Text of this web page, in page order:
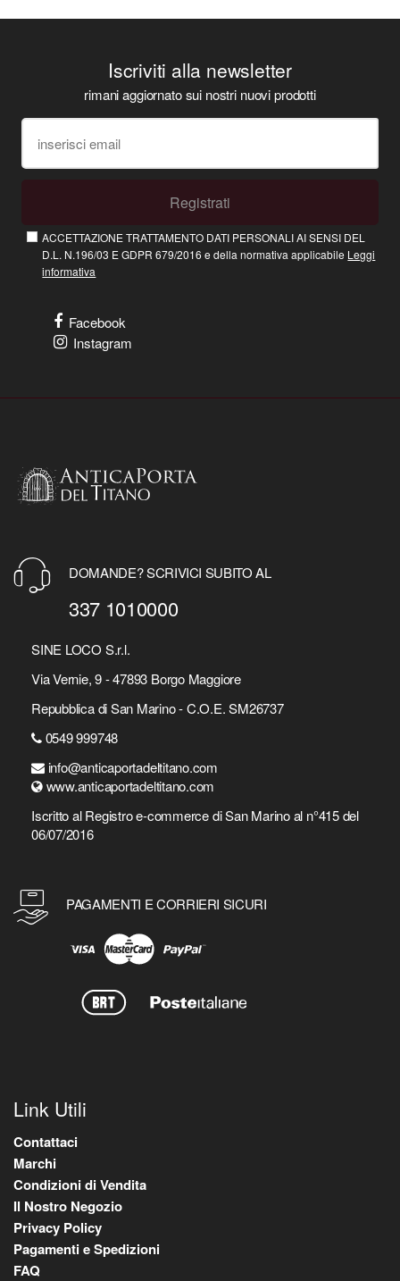
Iscriviti alla newsletter
rimani aggiornato sui nostri nuovi prodotti
Registrati
ACCETTAZIONE TRATTAMENTO DATI PERSONALI AI SENSI DEL
D.L. N.196/03 E GDPR 679/2016 e della normativa applicabile Leggi
informativa
Facebook
Instagram
DOMANDE? SCRIVICI SUBITO AL
337 1010000
SINE LOCO S.r.l.
Via Vernie, 9 - 47893 Borgo Maggiore
Repubblica di San Marino - C.O.E. SM26737
0549 999748
info@anticaportadeltitano.com
www.anticaportadeltitano.com
Iscritto al Registro e-commerce di San Marino al n°415 del
06/07/2016
PAGAMENTI E CORRIERI SICURI
Link Utili
Contattaci
Marchi
Condizioni di Vendita
Il Nostro Negozio
Privacy Policy
Pagamenti e Spedizioni
FAQ